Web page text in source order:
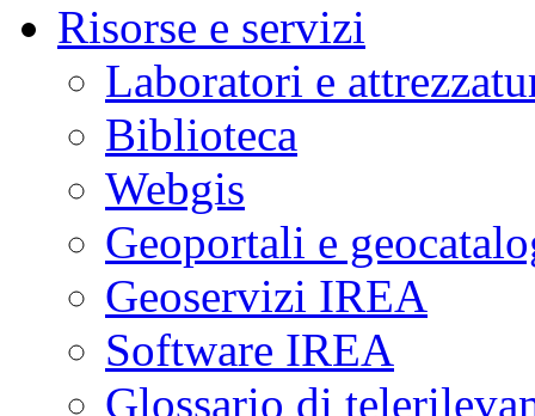
Risorse e servizi
Laboratori e
Biblioteca
Webgis
Geoportali e
Geoservizi IREA
Software IREA
Glossario di